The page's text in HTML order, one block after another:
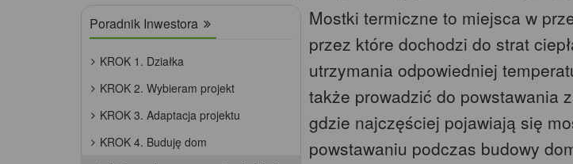
Mostki termiczne to miejsca w
przez które dochodzi do strat
utrzymania odpowiedniej
także prowadzić do powstawania
gdzie najczęściej pojawiają się
powstawaniu podczas budowy
Poradnik Inwestora
KROK 1. Działka
KROK 2. Wybieram projekt
KROK 3. Adaptacja projektu
KROK 4. Buduję dom